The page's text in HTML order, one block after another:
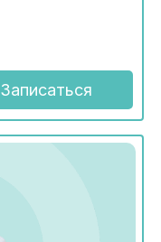
Записаться